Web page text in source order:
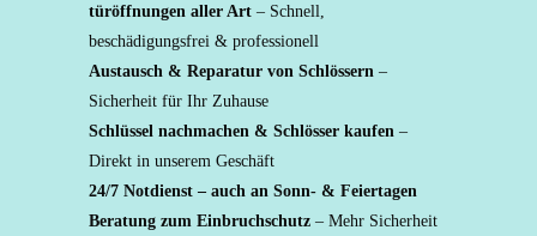
türöffnungen aller Art – Schnell,
beschädigungsfrei & professionell
Austausch & Reparatur von Schlössern –
Sicherheit für Ihr Zuhause
Schlüssel nachmachen & Schlösser kaufen –
Direkt in unserem Geschäft
24/7 Notdienst – auch an Sonn- & Feiertagen
Beratung zum Einbruchschutz – Mehr Sicherheit